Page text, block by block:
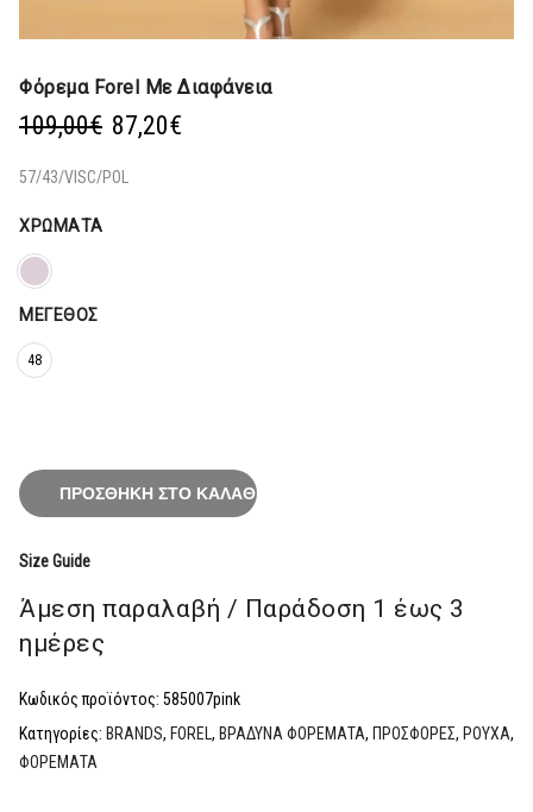
Φόρεμα Forel Mε Διαφάνεια
109,00€ Original
was:
87,20€
57/43/VISC/POL
ΧΡΏΜΑΤΑ
ΜΈΓΕΘΟΣ
48
ΠΡΟΣΘΉΚΗ ΣΤΟ ΚΑΛΆΘΙ
Size Guide
Άμεση παραλαβή / Παράδoση 1 έως 3
ημέρες
Κωδικός προϊόντος: 585007pink
Κατηγορίες: BRANDS, FOREL , ΒΡΑΔΥΝΑ ΦΟΡΕΜΑΤΑ, ΠΡΟΣΦΟΡΕΣ, ΡΟΥΧΑ,
ΦΟΡΕΜΑΤΑ